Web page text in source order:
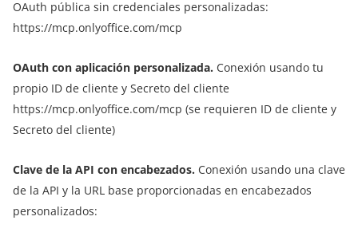
OAuth pública sin credenciales personalizadas:
https://mcp.onlyoffice.com/mcp
OAuth con aplicación personalizada. Conexión usando tu
propio ID de cliente y Secreto del cliente
https://mcp.onlyoffice.com/mcp (se requieren ID de cliente y
Secreto del cliente)
Clave de la API con encabezados. Conexión usando una clave
de la API y la URL base proporcionadas en encabezados
personalizados: